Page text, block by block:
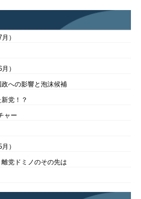
）
）
への影響と泡沫候補
党！？
ャー
）
党ドミノのその先は